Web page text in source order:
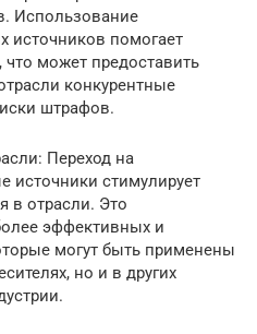
Использование
источников помогает
может предоставить
конкурентные
штрафов.
Переход на
источники стимулирует
в отрасли. Это
эффективных и
могут быть применены
но и в других